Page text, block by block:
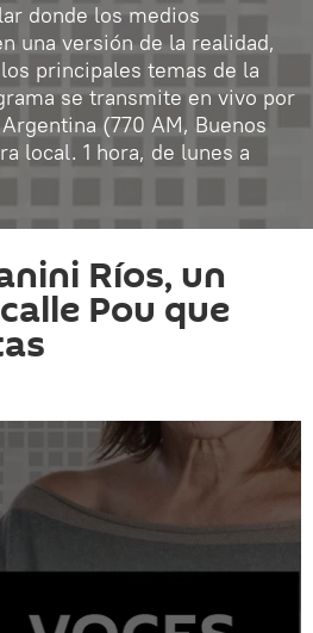
donde los medios
una versión de la realidad,
principales temas de la
se transmite en vivo por
(770 AM, Buenos
local. 1 hora, de lunes a
Ríos, un
Pou que